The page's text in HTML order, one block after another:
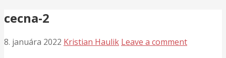
cecna-2
8. januára 2022 Kristian Haulik Leave a comment